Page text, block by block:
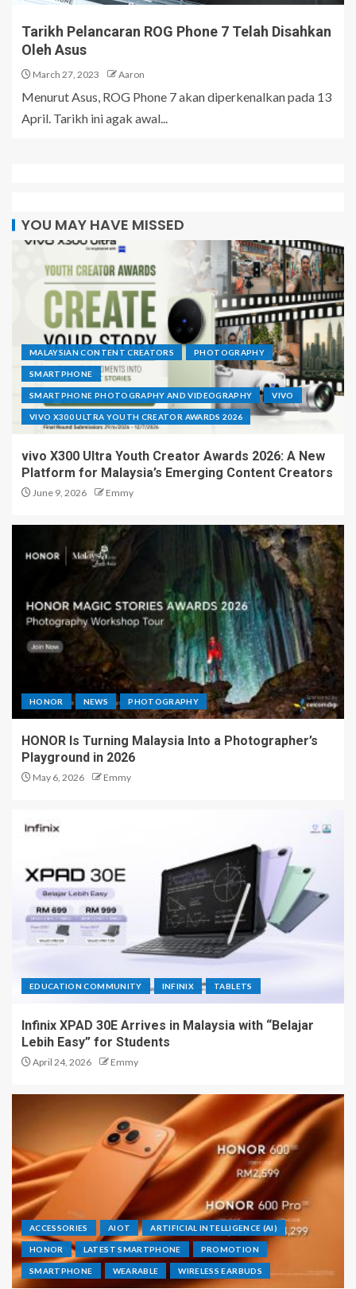
Tarikh Pelancaran ROG Phone 7 Telah Disahkan
Oleh Asus
March 27, 2023 Aaron
Menurut Asus, ROG Phone 7 akan diperkenalkan pada 13
April. Tarikh ini agak awal...
YOU MAY HAVE MISSED
MALAYSIAN CONTENT CREATORS PHOTOGRAPHY
SMARTPHONE
SMARTPHONE PHOTOGRAPHY AND VIDEOGRAPHY VIVO
VIVO X300 ULTRA YOUTH CREATOR AWARDS 2026
vivo X300 Ultra Youth Creator Awards 2026: A New
Platform for Malaysia’s Emerging Content Creators
June 9, 2026 Emmy
HONOR NEWS PHOTOGRAPHY
HONOR Is Turning Malaysia Into a Photographer’s
Playground in 2026
May 6, 2026 Emmy
EDUCATION COMMUNITY INFINIX TABLETS
Infinix XPAD 30E Arrives in Malaysia with “Belajar
Lebih Easy” for Students
April 24, 2026 Emmy
ACCESSORIES AIOT ARTIFICIAL INTELLIGENCE (AI)
HONOR LATEST SMARTPHONE PROMOTION
SMARTPHONE WEARABLE WIRELESS EARBUDS